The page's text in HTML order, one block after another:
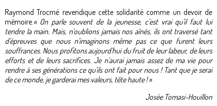
Raymond Trocmé revendique cette solidarité comme un devoir de
mémoire. « On parle souvent de la jeunesse, c'est vrai qu'il faut lui
tendre la main. Mais, n'oublions jamais nos aînés, ils ont traversé tant
d'épreuves que nous n'imaginons même pas ce que furent leurs
souffrances. Nous profitons aujourd'hui du fruit de leur labeur, de leurs
efforts et de leurs sacrifices. Je n'aurai jamais assez de ma vie pour
rendre à ses générations ce qu'ils ont fait pour nous ! Tant que je serai
de ce monde, je garderai mes valeurs, tête haute ! »
Josée Tomasi-Houillon